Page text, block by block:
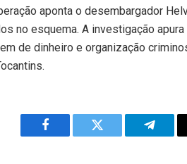
aponta o desembargador
no esquema. A investigação
de dinheiro e organização
Facebook Twitter